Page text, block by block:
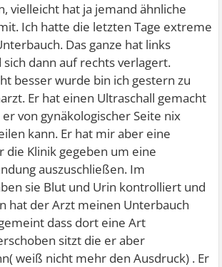
vielleicht hat ja jemand ähnliche
Ich hatte die letzten Tage extreme
Das ganze hat links
dann auf rechts verlagert.
besser wurde bin ich gestern zu
Er hat einen Ultraschall gemacht
er von gynäkologischer Seite nix
kann. Er hat mir aber eine
die Klinik gegeben um eine
auszuschließen. Im
sie Blut und Urin kontrolliert und
hat der Arzt meinen Unterbauch
dass dort eine Art
sitzt die er aber
weiß nicht mehr den Ausdruck) . Er